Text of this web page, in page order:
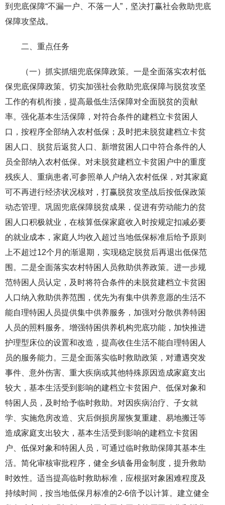
到兜底保障“不漏一户、不落一人”，坚决打赢社会救助兜底
保障攻坚战。
二、重点任务
（一）抓实抓细兜底保障政策。一是全面落实农村低
保兜底保障政策。切实加强社会救助兜底保障与脱贫攻坚
工作的有机衔接，提高最低生活保障对全面脱贫的贡献
率。强化基本生活保障，对符合条件的建档立卡贫困人
口，按程序全部纳入农村低保；及时把未脱贫建档立卡贫
困人口、脱贫后返贫人口、新增贫困人口中符合条件的人
员全部纳入农村低保。对未脱贫建档立卡贫困户中的重度
残疾人、重病患者,可参照单人户纳入农村低保，对其家庭
可不再进行经济状况核对，打赢脱贫攻坚战后按低保政策
动态管理。巩固兜底保障脱贫成果，促进有劳动能力的贫
困人口积极就业，在核算低保家庭收入时按规定扣减必要
的就业成本，家庭人均收入超过当地低保标准后给予原则
上不超过12个月的渐退期，实现稳定脱贫后再退出低保范
围。二是全面落实农村特困人员救助供养政策。进一步规
范特困人员认定，及时将符合条件的未脱贫建档立卡贫困
人口纳入救助供养范围，优先为有集中供养意愿的生活不
能自理特困人员提供集中供养服务，加强对分散供养特困
人员的照料服务。增强特困供养机构兜底功能，加快推进
护理型床位的设置和改造，提高收住生活不能自理特困人
员的服务能力。三是全面落实临时救助政策，对遭遇突发
事件、意外伤害、重大疾病或其他特殊原因造成家庭支出
较大，基本生活受到影响的建档立卡贫困户、低保对象和
特困人员，及时给予临时救助。对因疾病治疗、子女就
学、实施危房改造、灾后倒损房屋恢复重建、易地搬迁等
造成家庭支出较大，基本生活受到影响的建档立卡贫困
户、低保对象和特困人员，可通过临时救助保障其基本生
活。简化审核审批程序，健全乡镇备用金制度，提升救助
时效性。适当提高临时救助标准，应根据对象困难程度及
持续时间，按当地低保月标准的2-6倍予以计算。建立健全